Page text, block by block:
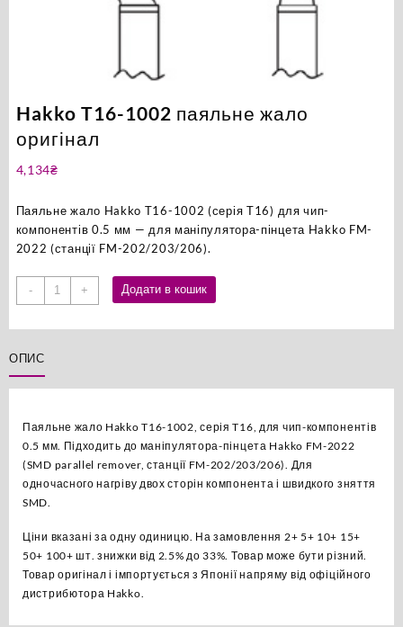
Hakko T16-1002 паяльне жало
оригінал
4,134₴
Паяльне жало Hakko T16-1002 (серія T16) для чип-
компонентів 0.5 мм — для маніпулятора-пінцета Hakko FM-
2022 (станції FM-202/203/206).
-
Hakko
T16-
жало
оригінал
+ Додати в кошик
ОПИС
Паяльне жало Hakko T16-1002, серія T16, для чип-компонентів
0.5 мм. Підходить до маніпулятора-пінцета Hakko FM-2022
(SMD parallel remover, станції FM-202/203/206). Для
одночасного нагріву двох сторін компонента і швидкого зняття
SMD.
Ціни вказані за одну одиницю. На замовлення 2+ 5+ 10+ 15+
50+ 100+ шт. знижки від 2.5% до 33%. Товар може бути різний.
Товар оригінал і імпортується з Японії напряму від офіційного
дистрибютора Hakko.